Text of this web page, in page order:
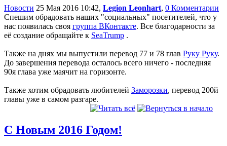
Новости 25 Мая 2016 10:42, Legion Leonhart, 0 Комментарии
Спешим обрадовать наших "социальных" посетителей, что у
нас появилась своя группа ВКонтакте. Все благодарности за
её создание обращайте к SeaTrump .
Также на днях мы выпустили перевод 77 и 78 глав Руку Руку.
До завершения перевода осталось всего ничего - последняя
90я глава уже маячит на горизонте.
Также хотим обрадовать любителей Заморозки, перевод 200й
главы уже в самом разгаре.
С Новым 2016 Годом!